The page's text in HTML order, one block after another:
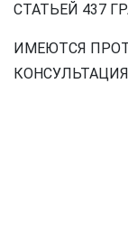
СТАТЬЕЙ 437
ИМЕЮТСЯ